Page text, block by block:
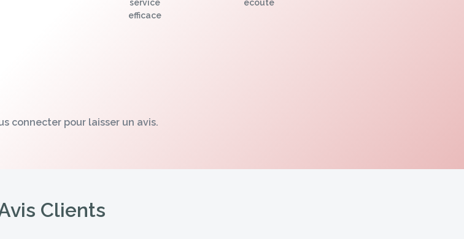
service
efficace
écoute
connecter pour laisser un avis.
Clients